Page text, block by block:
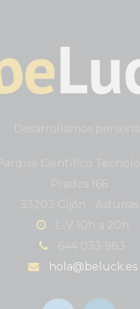
hola@beluck.es